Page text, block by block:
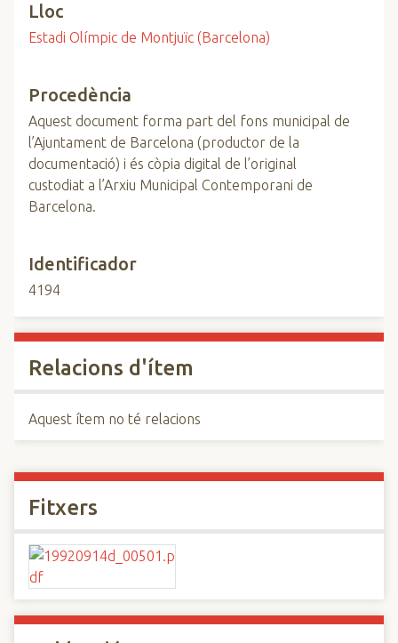
Lloc
Estadi Olímpic de Montjuïc (Barcelona)
Procedència
Aquest document forma part del fons municipal de
l’Ajuntament de Barcelona (productor de la
documentació) i és còpia digital de l’original
custodiat a l’Arxiu Municipal Contemporani de
Barcelona.
Identificador
4194
Relacions d'ítem
Aquest ítem no té relacions
Fitxers